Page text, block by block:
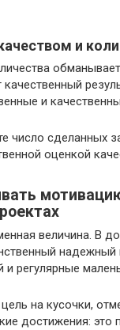
и
и
число сделанных
оценкой
величина. В
надежный
и регулярные
на кусочки,
достижения: это